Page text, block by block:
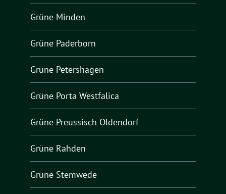
Grüne Minden
Grüne Paderborn
Grüne Petershagen
Grüne Porta Westfalica
Grüne Preussisch Oldendorf
Grüne Rahden
Grüne Stemwede